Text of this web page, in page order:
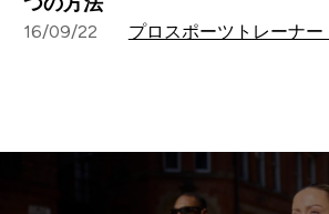
16/09/22 プロスポーツトレーナ